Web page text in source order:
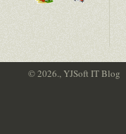
© 2026., YJSoft IT Blog